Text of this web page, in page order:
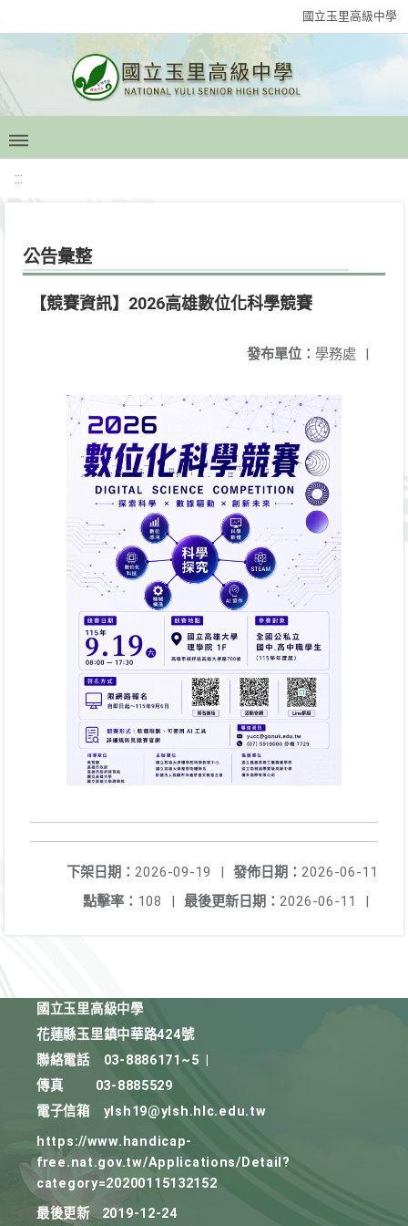
國立玉里高級中學
:::
公告彙整
【競賽資訊】2026高雄數位化科學競賽
發布單位： 學務處 |
發佈日期： 2026-06-11
下架日期： 2026-09-19
|
最後更新日期： 2026-06-11 |
點擊率： 108 |
國立玉里高級中學
花蓮縣玉里鎮中華路424號
聯絡電話
03-8886171~5
傳真
03-8885529
電子信箱
ylsh19@ylsh.hlc.edu.tw
https://www.handicap-
free.nat.gov.tw/Applications/Detail?
category=20200115132152
最後更新
2019-12-24